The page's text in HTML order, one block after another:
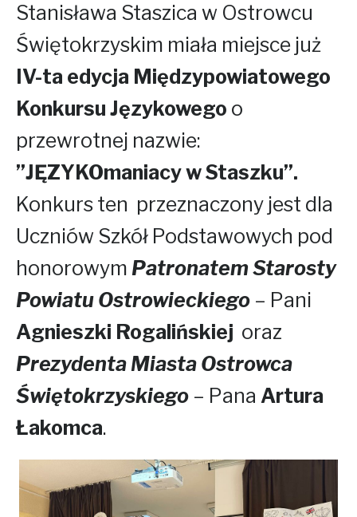
Stanisława Staszica w Ostrowcu
Świętokrzyskim miała miejsce już
IV-ta edycja Międzypowiatowego
Konkursu Językowego o
przewrotnej nazwie:
”JĘZYKOmaniacy w Staszku”.
Konkurs ten przeznaczony jest dla
Uczniów Szkół Podstawowych pod
honorowym Patronatem Starosty
Powiatu Ostrowieckiego – Pani
Agnieszki Rogalińskiej oraz
Prezydenta Miasta Ostrowca
Świętokrzyskiego – Pana Artura
Łakomca.